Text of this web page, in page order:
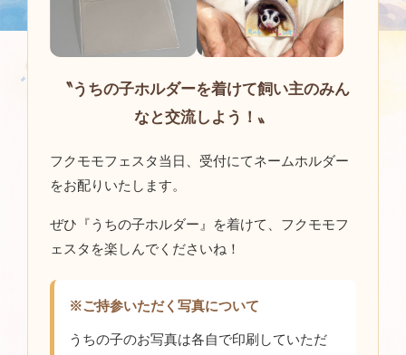
〝うちの子ホルダーを着けて飼い主のみん
なと交流しよう！〟
フクモモフェスタ当日、受付にてネームホルダー
をお配りいたします。
ぜひ『うちの子ホルダー』を着けて、フクモモフ
ェスタを楽しんでくださいね！
※ご持参いただく写真について
うちの子のお写真は各自で印刷していただ